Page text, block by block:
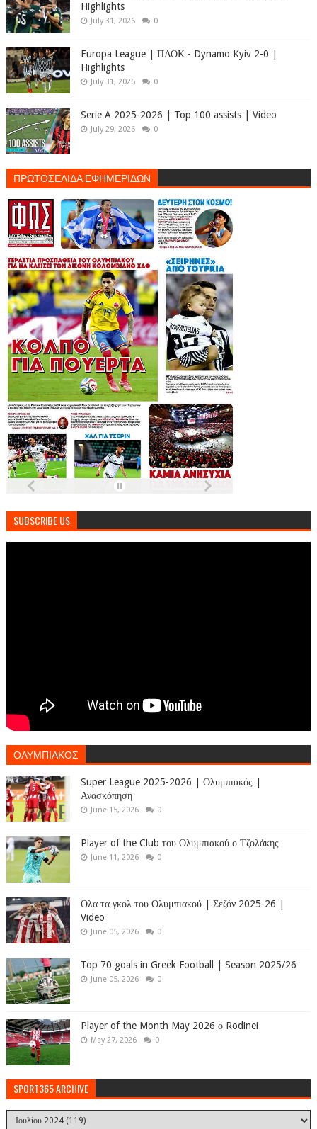
Highlights
July 31, 2026 0
Europa League | ΠΑΟΚ - Dynamo Kyiv 2-0 |
Highlights
July 31, 2026 0
Serie A 2025-2026 | Top 100 assists | Video
July 29, 2026 0
ΠΡΩΤΟΣΕΛΙΔΑ ΕΦΗΜΕΡΙΔΩΝ
SUBSCRIBE US
ΟΛΥΜΠΙΑΚΟΣ
Super League 2025-2026 | Ολυμπιακός |
Ανασκόπηση
June 15, 2026 0
Player of the Club του Ολυμπιακού ο Τζολάκης
June 11, 2026 0
Όλα τα γκολ του Ολυμπιακού | Σεζόν 2025-26 |
Video
June 05, 2026 0
Top 70 goals in Greek Football | Season 2025/26
June 05, 2026 0
Player of the Month May 2026 ο Rodinei
May 27, 2026 0
SPORT365 ARCHIVE